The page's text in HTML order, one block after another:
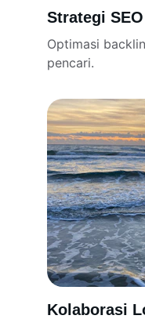
Strategi SEO
Optimasi
pencari.
Kolaborasi